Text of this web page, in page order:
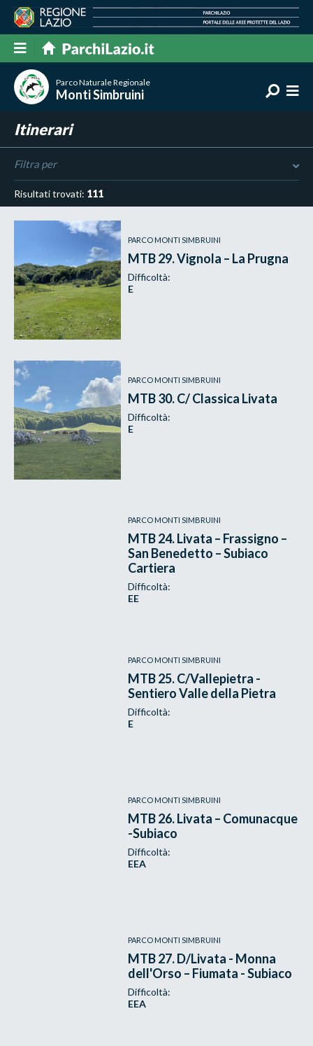
Parco Naturale Regionale
Monti Simbruini
Itinerari
Filtra per
Risultati trovati: 111
PARCO MONTI SIMBRUINI
MTB 29. Vignola – La Prugna
Difficoltà:
E
PARCO MONTI SIMBRUINI
MTB 30. C/ Classica Livata
Difficoltà:
E
PARCO MONTI SIMBRUINI
MTB 24. Livata – Frassigno –
San Benedetto – Subiaco
Cartiera
Difficoltà:
EE
PARCO MONTI SIMBRUINI
MTB 25. C/Vallepietra -
Sentiero Valle della Pietra
Difficoltà:
E
PARCO MONTI SIMBRUINI
MTB 26. Livata – Comunacque
-Subiaco
Difficoltà:
EEA
PARCO MONTI SIMBRUINI
MTB 27. D/Livata - Monna
dell'Orso – Fiumata - Subiaco
Difficoltà:
EEA